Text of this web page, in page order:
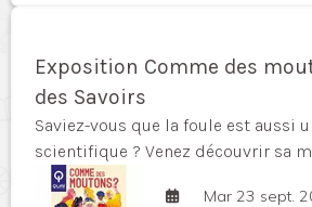
Exposition Comme des
des Savoirs
Saviez-vous que la foule est aussi
scientifique ? Venez découvrir sa
Mar 23 sept.